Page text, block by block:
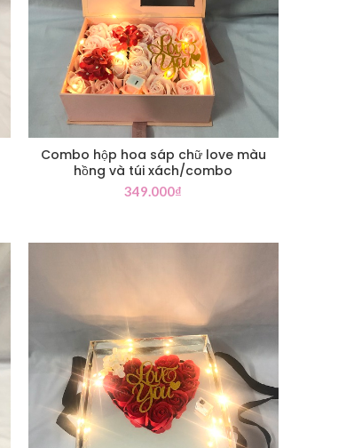
Combo hộp hoa sáp chữ love màu
hồng và túi xách/combo
349.000₫